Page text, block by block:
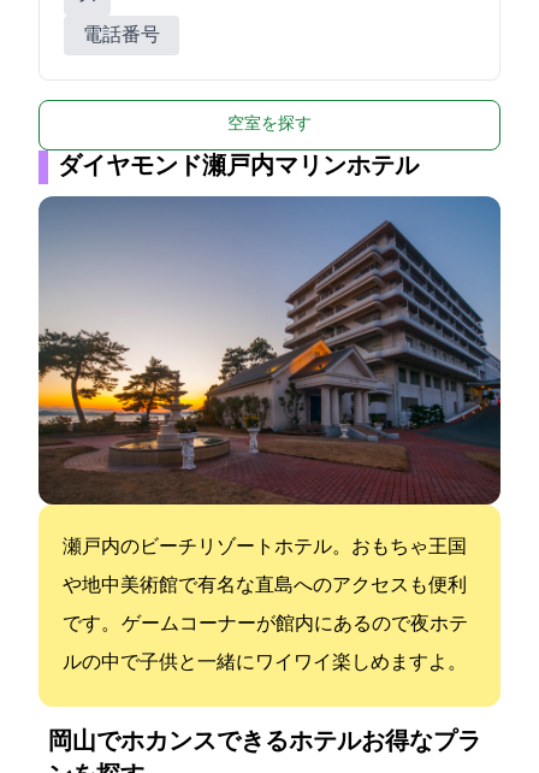
電話番号
空室を探す
ダイヤモンド瀬戸内マリンホテル
瀬戸内のビーチリゾートホテル。おもちゃ王国
や地中美術館で有名な直島へのアクセスも便利
です。 ゲームコーナーが館内にあるので夜ホテ
ルの中で子供と一緒にワイワイ楽しめますよ。
岡山でホカンスできるホテル:お得なプラ